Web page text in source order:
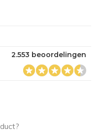
2.553 beoordelingen